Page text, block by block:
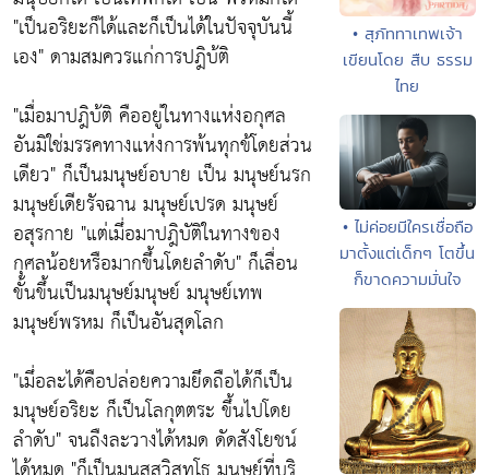
"เป็นอริยะก็ได้และก็เป็นได้ในปัจจุบันนี้
เอง"ดามสมควรแก่การปฎิบ้ติ
"เมื่อมาปฎิบ้ติ คืออยู่ในทางแห่งอกุศล
อันมิใช่มรรคทางแห่งการพ้นทุกข้โดยส่วน
เดียว" ก็เป็นมนุษย์อบาย เป็น มนุษย์นรก
มนุษย์เดียรัจฉาน มนุษย์เปรด มนุษย์
อสุรกาย "แต่เมึ่อมาปฎิบัติในทางของ
กุศลน้อยหรือมากขึ้นโดยลำดับ" ก็เลื่อน
ขั้นขึ้นเป็นมนุษย์มนุษย์ มนุษย์เทพ
มนุษย์พรหม ก็เป็นอันสุดโลก
"เมึ่อละได้คือปล่อยความยึดถือได้ก็เป็น
มนุษย์อริยะ ก็เป็นโลกุตตระ ขึ้นไปโดย
ลำดับ"จนถืงละวางได้หมด ดัดสังโยชน์
• สุภัททาเทพเจ้า
เขียนโดย สืบ ธรรม
ไทย
• ไม่ค่อยมีใครเชื่อถือ
มาตั้งแต่เด็กๆ โตขึ้น
ก็ขาดความมั่นใจ